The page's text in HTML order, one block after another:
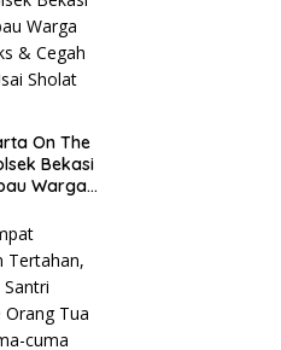
On The
Bekasi
Warga
Sholat